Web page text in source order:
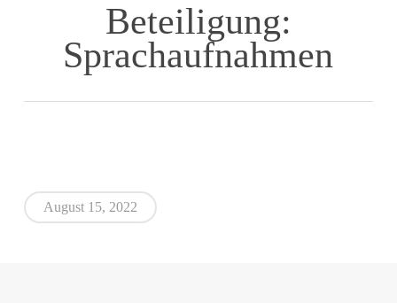
Beteiligung:
Sprachaufnahmen
August 15, 2022